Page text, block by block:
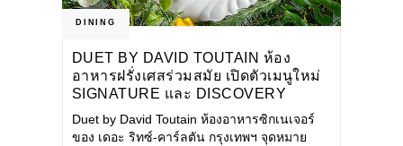
DINING
DUET BY DAVID TOUTAIN ห้อง
อาหารฝรั่งเศสร่วมสมัย เปิดตัวเมนูใหม่
SIGNATURE และ DISCOVERY
Duet by David Toutain ห้องอาหารซิกเนเจอร์
ของ เดอะ ริทซ์-คาร์ลตัน กรุงเทพฯ จุดหมาย